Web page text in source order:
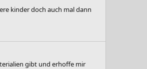
kinder doch auch mal dann
gibt und erhoffe mir